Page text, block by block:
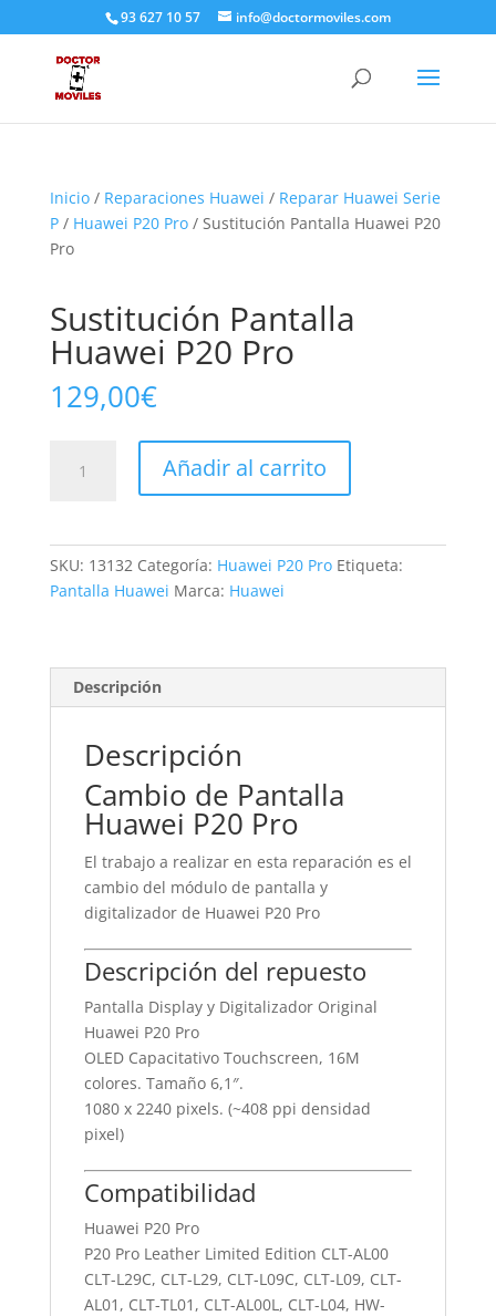
93 627 10 57 info@doctormoviles.com
Inicio/ Reparaciones Huawei / Reparar Huawei Serie
P/ Huawei P20 Pro/ Sustitución Pantalla Huawei P20
Pro
Sustitución Pantalla
Huawei P20 Pro
129,00€
Pantalla
cantidad
Añadir al carrito
SKU: 13132 Categoría: Huawei P20 Pro Etiqueta:
Pantalla Huawei Marca: Huawei
Descripción
Descripción
Cambio de Pantalla
Huawei P20 Pro
El trabajo a realizar en esta reparación es el
cambio del módulo de pantalla y
digitalizador de Huawei P20 Pro
Descripción del repuesto
Pantalla Display y Digitalizador Original
Huawei P20 Pro
OLED Capacitativo Touchscreen, 16M
colores. Tamaño 6,1″.
1080 x 2240 pixels. (~408 ppi densidad
pixel)
Compatibilidad
Huawei P20 Pro
P20 Pro Leather Limited Edition CLT-AL00
CLT-L29C, CLT-L29, CLT-L09C, CLT-L09, CLT-
AL01, CLT-TL01, CLT-AL00L, CLT-L04, HW-